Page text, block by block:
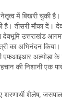
में बिखरी चुकी
तीसरी मौका दें।
उत्तराखंड
का अभिनंदन किया।
अल्मोड़ा के
की निशानी एक
शैलेष, जसपाल